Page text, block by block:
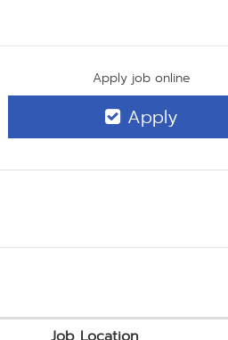
Apply job online
Apply